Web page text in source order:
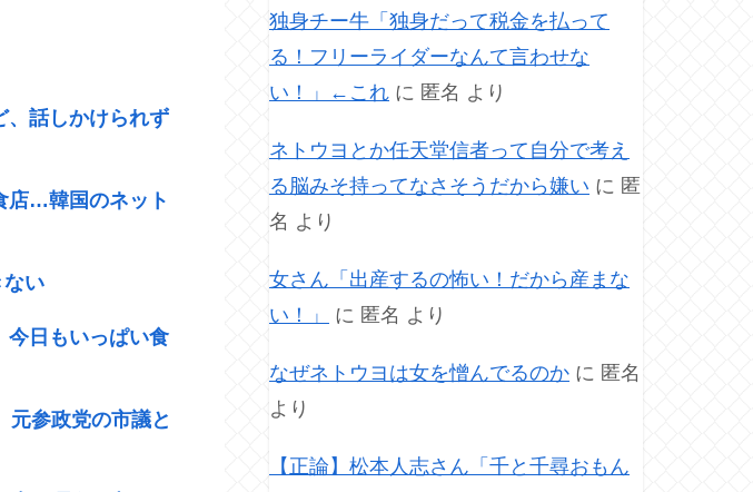
、話しかけられず
店…韓国のネット
い
今日もいっぱい食
元参政党の市議と
独身チー牛「独身だって税金を払って
る！フリーライダーなんて言わせな
い！」←これ に 匿名 より
ネトウヨとか任天堂信者って自分で考え
る脳みそ持ってなさそうだから嫌い に 匿
名 より
女さん「出産するの怖い！だから産まな
い！」
に 匿名 より
なぜネトウヨは女を憎んでるのか に 匿名
より
【正論】松本人志さん「千と千尋おもん